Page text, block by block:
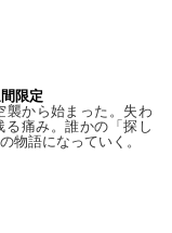
限定
襲から始まった。失わ
痛み。誰かの「探し
物語になっていく。